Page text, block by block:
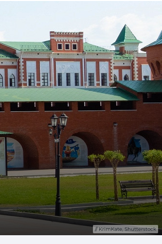
KrimKate, Shutterstock